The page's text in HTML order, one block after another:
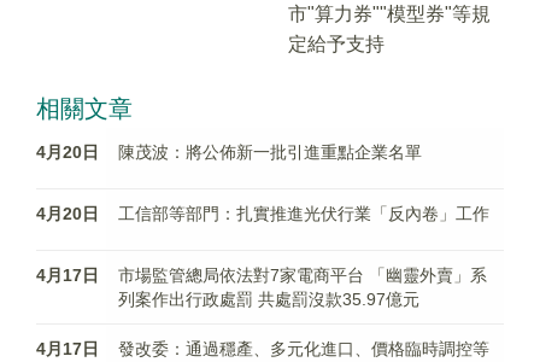
市"算力券""模型券"等規
定給予支持
相關文章
4月20日 陳茂波：​將公佈新一批引進重點企業名單
4月20日 工信部等部門：扎實推進光伏行業「反內卷」工作​
4月17日
市場監管總局依法對7家電商平台 「幽靈外賣」系
列案作出行政處罰 共處罰沒款35.97億元
4月17日
發改委：通過穩產、多元化進口、價格臨時調控等